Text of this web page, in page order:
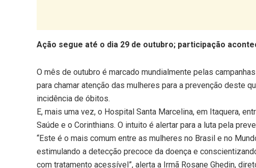
Ação segue até o dia 29 de outubro; participação
O mês de outubro é marcado mundialmente pelas
para chamar atenção das mulheres para a prevenção deste
incidência de óbitos.
E, mais uma vez, o Hospital Santa Marcelina, em Itaquera,
Saúde e o Corinthians. O intuito é alertar para a luta pela
“Este é o mais comum entre as mulheres no Brasil e no
estimulando a detecção precoce da doença e
com tratamento acessível”, alerta a Irmã Rosane Ghedin,